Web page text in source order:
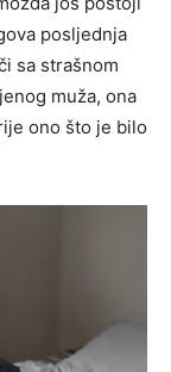
posljednja
sa strašnom
muža, ona
ono što je bilo